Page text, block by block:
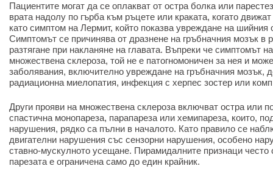
Пациентите могат да се оплакват от остра болка или
врата надолу по гърба към ръцете или краката, когато
като симптом на Лермит, който показва увреждане на шийния
Симптомът се причинява от дразнене на гръбначния мозък в
разтягане при накланяне на главата. Въпреки че симптомът
множествена склероза, той не е патогномоничен за нея и
заболявания, включително увреждане на гръбначния мозък,
радиационна миелопатия, инфекция с херпес зостер или
Други прояви на множествена склероза включват остра или
спастична монопареза, парапареза или хемипареза, които,
нарушения, рядко са пълни в началото. Като правило се
двигателни нарушения със сензорни нарушения, особено
ставно-мускулното усещане. Пирамидалните признаци често
парезата е ограничена само до един крайник.